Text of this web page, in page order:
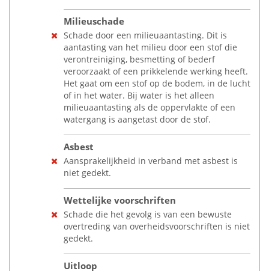
Milieuschade
Schade door een milieuaantasting. Dit is
aantasting van het milieu door een stof die
verontreiniging, besmetting of bederf
veroorzaakt of een prikkelende werking heeft.
Het gaat om een stof op de bodem, in de lucht
of in het water. Bij water is het alleen
milieuaantasting als de oppervlakte of een
watergang is aangetast door de stof.
Asbest
Aansprakelijkheid in verband met asbest is
niet gedekt.
Wettelijke voorschriften
Schade die het gevolg is van een bewuste
overtreding van overheidsvoorschriften is niet
gedekt.
Uitloop